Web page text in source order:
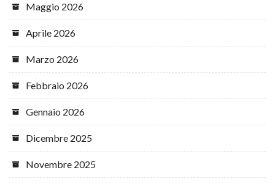
Maggio 2026
Aprile 2026
Marzo 2026
Febbraio 2026
Gennaio 2026
Dicembre 2025
Novembre 2025